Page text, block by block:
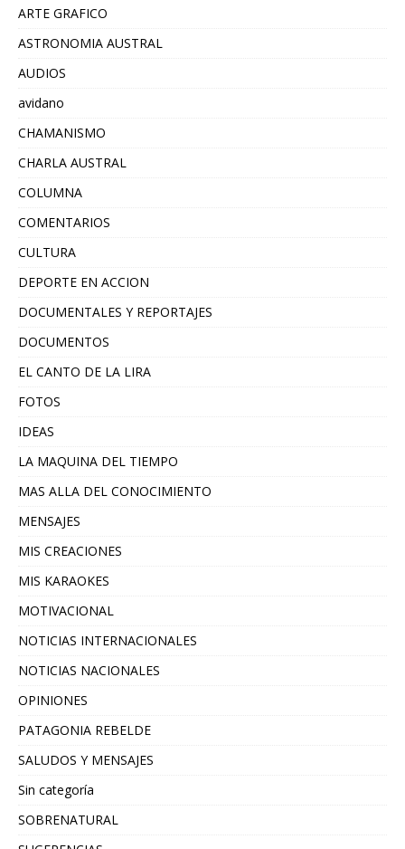
ARTE GRAFICO
ASTRONOMIA AUSTRAL
AUDIOS
avidano
CHAMANISMO
CHARLA AUSTRAL
COLUMNA
COMENTARIOS
CULTURA
DEPORTE EN ACCION
DOCUMENTALES Y REPORTAJES
DOCUMENTOS
EL CANTO DE LA LIRA
FOTOS
IDEAS
LA MAQUINA DEL TIEMPO
MAS ALLA DEL CONOCIMIENTO
MENSAJES
MIS CREACIONES
MIS KARAOKES
MOTIVACIONAL
NOTICIAS INTERNACIONALES
NOTICIAS NACIONALES
OPINIONES
PATAGONIA REBELDE
SALUDOS Y MENSAJES
Sin categoría
SOBRENATURAL